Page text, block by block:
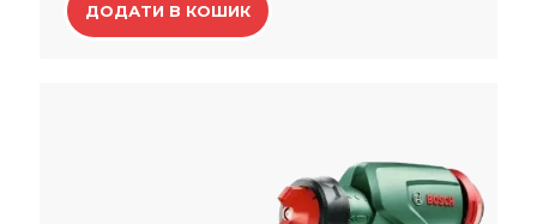
ДОДАТИ В КОШИК